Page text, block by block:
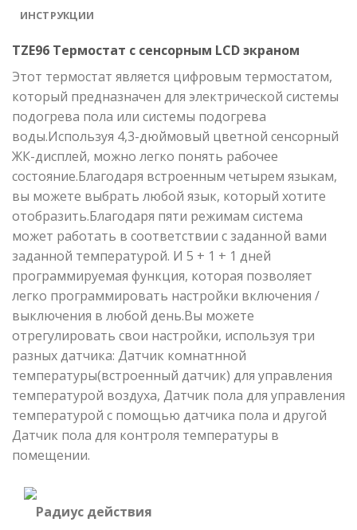
ИНСТРУКЦИИ
TZE96 Термостат с сенсорным LCD экраном
Этот термостат является цифровым термостатом,
который предназначен для электрической системы
подогрева пола или системы подогрева
воды.Используя 4,3-дюймовый цветной сенсорный
ЖК-дисплей, можно легко понять рабочее
состояние.Благодаря встроенным четырем языкам,
вы можете выбрать любой язык, который хотите
отобразить.Благодаря пяти режимам система
может работать в соответствии с заданной вами
заданной температурой. И 5 + 1 + 1 дней
программируемая функция, которая позволяет
легко программировать настройки включения /
выключения в любой день.Вы можете
отрегулировать свои настройки, используя три
разных датчика: Датчик комнатнной
температуры(встроенный датчик) для управления
температурой воздуха, Датчик пола для управления
температурой с помощью датчика пола и другой
Датчик пола для контроля температуры в
помещении.
Радиус действия